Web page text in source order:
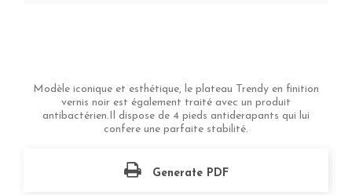
Modèle iconique et esthétique, le plateau Trendy en finition
vernis noir est également traité avec un produit
antibactérien.Il dispose de 4 pieds antiderapants qui lui
confere une parfaite stabilité.
Generate PDF